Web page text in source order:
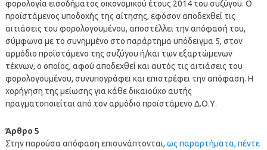
φορολογία εισοδήματος οικονομικού έτους 2014 του συζύγου. Ο
προϊστάμενος υποδοχής της αίτησης, εφόσον αποδεχθεί τις
αιτιάσεις του φορολογουμένου, αποστέλλει την απόφασή του,
σύμφωνα με το συνημμένο στο παράρτημα υπόδειγμα 5, στον
αρμόδιο προϊστάμενο της συζύγου ή/και των εξαρτώμενων
τέκνων, ο οποίος, αφού αποδεχθεί και αυτός τις αιτιάσεις του
φορολογουμένου, συνυπογράφει και επιστρέφει την απόφαση. Η
χορήγηση της μείωσης για κάθε δικαιούχο αυτής
πραγματοποιείται από τον αρμόδιο προϊστάμενο Δ.Ο.Υ.
Άρθρο 5
Στην παρούσα απόφαση επισυνάπτονται, ως παραρτήματα, πέντε